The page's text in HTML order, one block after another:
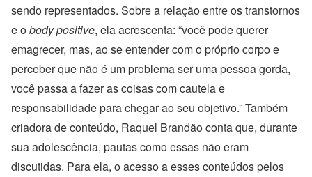
sendo representados. Sobre a relação entre os transtornos
e obody positive, ela acrescenta: “você pode querer
emagrecer, mas, ao se entender com o próprio corpo e
perceber que não é um problema ser uma pessoa gorda,
você passa a fazer as coisas com cautela e
responsabilidade para chegar ao seu objetivo.” Também
criadora de conteúdo, Raquel Brandão conta que, durante
sua adolescência, pautas como essas não eram
discutidas. Para ela, o acesso a esses conteúdos pelos